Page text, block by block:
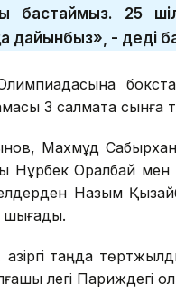
бастаймыз. 25
дайынбыз», - деді
3 салмақта сынға
Махмұд
Нұрбек Оралбай мен
Назым
шығады.
қазіргі таңда
легі Париждегі